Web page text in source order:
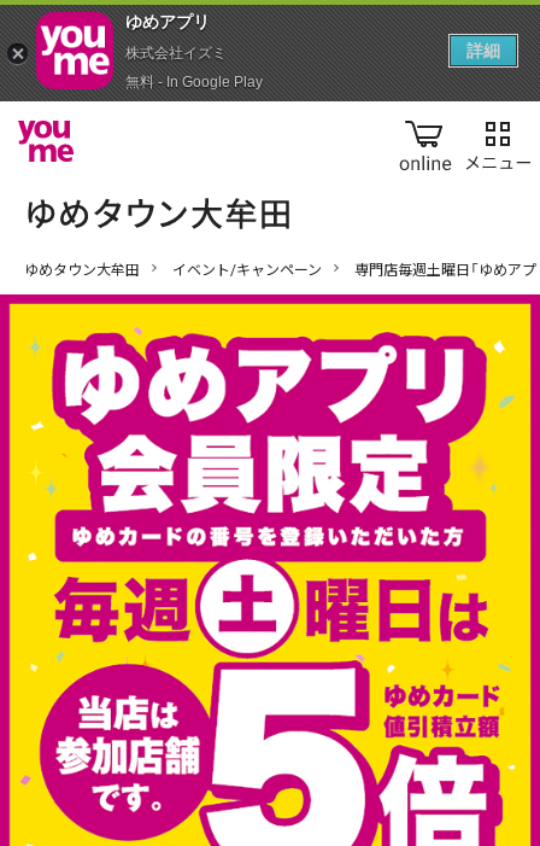
online
ゆめタウン大牟田 イベント/キャンペーン 専門店毎週土曜日「ゆめア
ゆめアプ‪リ‬
株式会社イズミ
無料 - In Google Play
詳細